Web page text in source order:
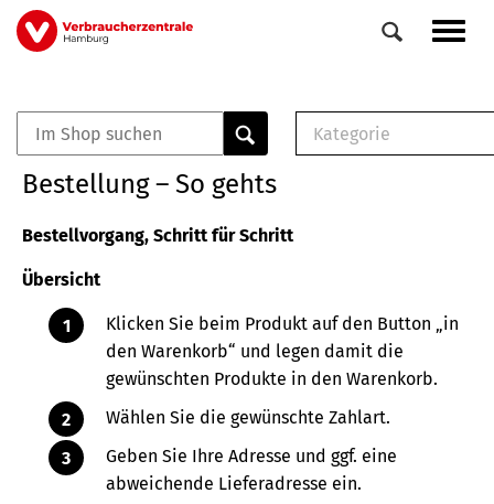
Direkt
zum
Veranstaltungen
0
Elemente
Kategorie
Buch
Bestellung – So gehts
Bestellvorgang, Schritt für Schritt
Übersicht
Klicken Sie beim Produkt auf den Button „in
den Warenkorb“ und legen damit die
gewünschten Produkte in den Warenkorb.
Wählen Sie die gewünschte Zahlart.
Geben Sie Ihre Adresse und ggf. eine
abweichende Lieferadresse ein.